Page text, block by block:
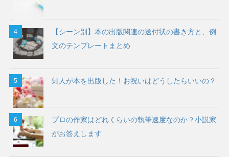
【シーン別】本の出版関連の送付状の書き方と、例
文のテンプレートまとめ
知人が本を出版した！お祝いはどうしたらいいの？
プロの作家はどれくらいの執筆速度なのか？小説家
がお答えします